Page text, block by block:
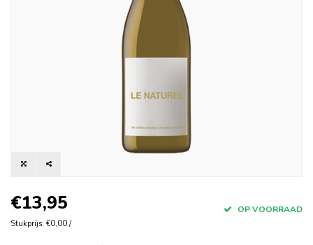
€13,95
Stukprijs: €0,00 /
OP VOORRAAD